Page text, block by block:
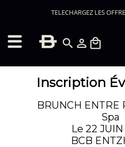
TELECHARGEZ LES
search person_outline local_mall
Inscription
BRUNCH ENTRE
Spa
Le 22
BCB